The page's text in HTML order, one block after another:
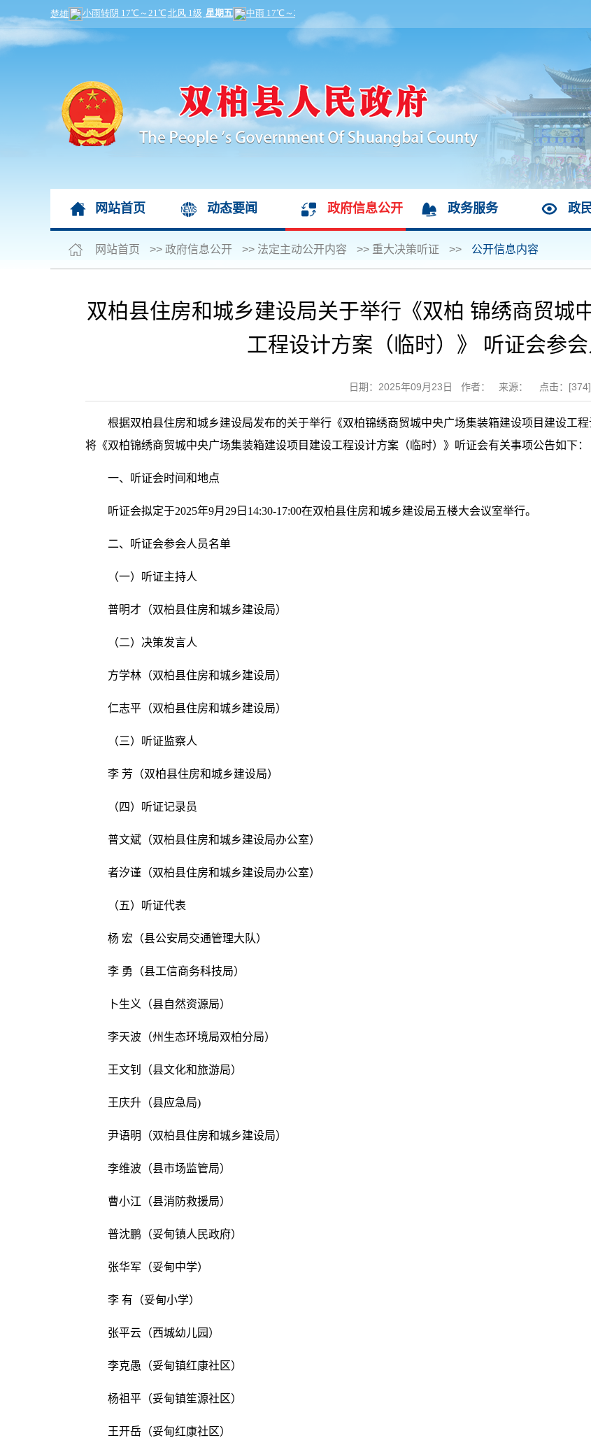
网站首页 动态要闻 政府信息公开 政务服务 政
网站首页 >> 政府信息公开 >> 法定主动公开内容 >> 重大决策听证 >> 公开信息内容
双柏县住房和城乡建设局关于举行《双柏 锦绣商贸城
工程设计方案（临时）》 听证会参
日期：2025年09月23日 作者： 来源： 点击：[374]
根据双柏县住房和城乡建设局发布的关于举行《双柏锦绣商贸城中央广场集装箱建设项目建设工
将《双柏锦绣商贸城中央广场集装箱建设项目建设工程设计方案（临时）》听证会有关事项公告如下：
一、听证会时间和地点
听证会拟定于2025年9月29日14:30-17:00在双柏县住房和城乡建设局五楼大会议室举行。
二、听证会参会人员名单
（一）听证主持人
普明才（双柏县住房和城乡建设局）
（二）决策发言人
方学林（双柏县住房和城乡建设局）
仁志平（双柏县住房和城乡建设局）
（三）听证监察人
李 芳（双柏县住房和城乡建设局）
（四）听证记录员
普文斌（双柏县住房和城乡建设局办公室）
者汐谨（双柏县住房和城乡建设局办公室）
（五）听证代表
杨 宏（县公安局交通管理大队）
李 勇（县工信商务科技局）
卜生义（县自然资源局）
李天波（州生态环境局双柏分局）
王文钊（县文化和旅游局）
王庆升（县应急局)
尹语明（双柏县住房和城乡建设局）
李维波（县市场监管局）
曹小江（县消防救援局）
普沈鹏（妥甸镇人民政府）
张华军（妥甸中学）
李 有（妥甸小学）
张平云（西城幼儿园）
李克愚（妥甸镇红康社区）
杨祖平（妥甸镇笙源社区）
王开岳（妥甸红康社区）